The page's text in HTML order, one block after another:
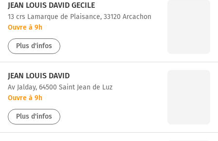
JEAN LOUIS DAVID GECILE
13 crs Lamarque de Plaisance, 33120 Arcachon
Ouvre à 9h
Plus d'infos
JEAN LOUIS DAVID
av Jalday, 64500 Saint Jean de Luz
Ouvre à 9h
Plus d'infos